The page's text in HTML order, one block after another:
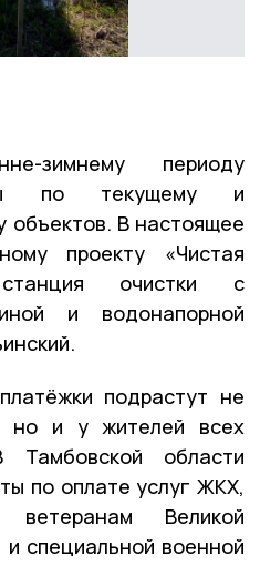
зимнему периоду
по текущему и
объектов. В настоящее
проекту «Чистая
очистки с
и водонапорной
подрастут не
но и у жителей всех
области
по оплате услуг ЖКХ,
Великой
специальной военной